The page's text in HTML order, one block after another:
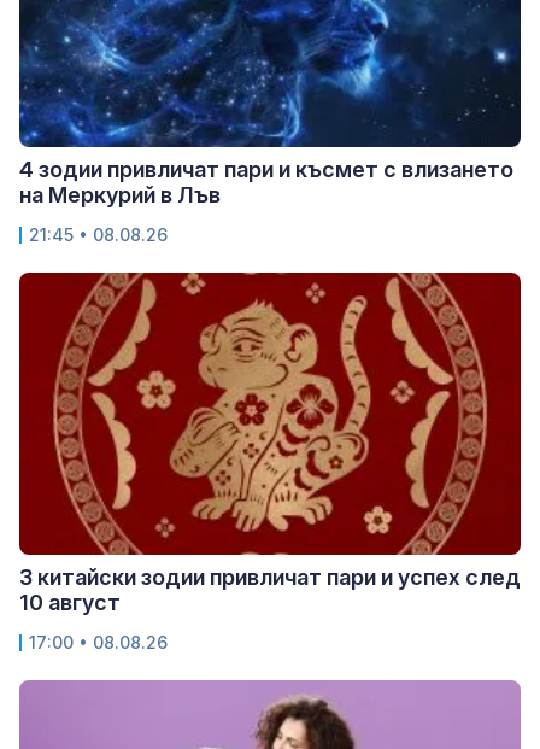
4 зодии привличат пари и късмет с влизането
на Меркурий в Лъв
21:45 • 08.08.26
3 китайски зодии привличат пари и успех след
10 август
17:00 • 08.08.26